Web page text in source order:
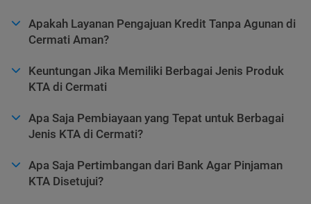
Apakah Layanan Pengajuan Kredit Tanpa Agunan di
Cermati Aman?
Keuntungan Jika Memiliki Berbagai Jenis Produk
KTA di Cermati
Apa Saja Pembiayaan yang Tepat untuk Berbagai
Jenis KTA di Cermati?
Apa Saja Pertimbangan dari Bank Agar Pinjaman
KTA Disetujui?